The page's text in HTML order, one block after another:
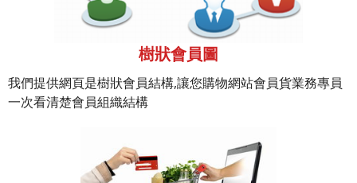
樹狀會員圖
我們提供網頁是樹狀會員結構,讓您購物網站會員貨業務專員
一次看清楚會員組織結構